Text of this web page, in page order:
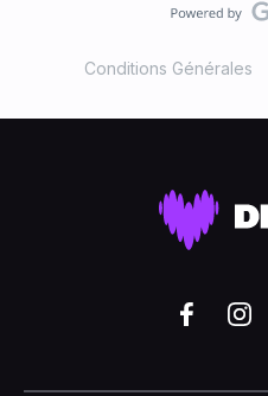
Conditions Générales